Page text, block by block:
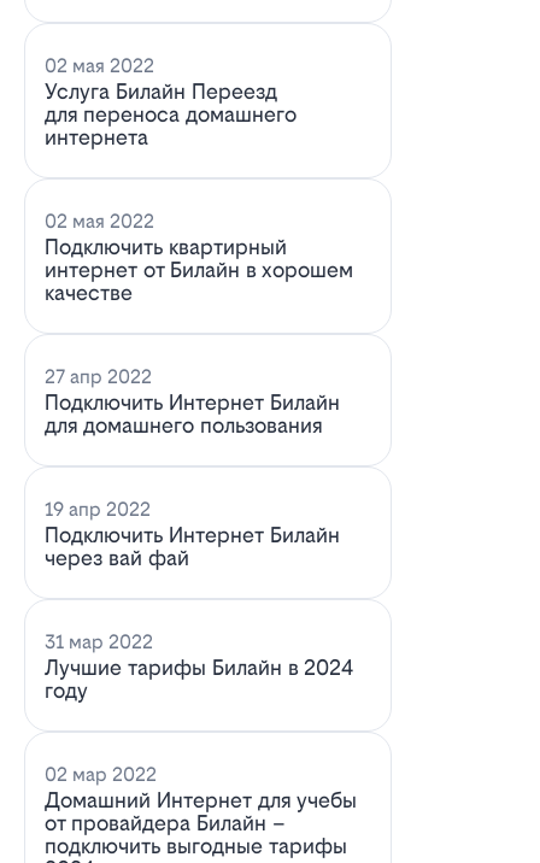
02 мая 2022
Услуга Билайн Переезд
для переноса домашнего
интернета
02 мая 2022
Подключить квартирный
интернет от Билайн в хорошем
качестве
27 апр 2022
Подключить Интернет Билайн
для домашнего пользования
19 апр 2022
Подключить Интернет Билайн
через вай фай
31 мар 2022
Лучшие тарифы Билайн в 2024
году
02 мар 2022
Домашний Интернет для учебы
от провайдера Билайн –
подключить выгодные тарифы